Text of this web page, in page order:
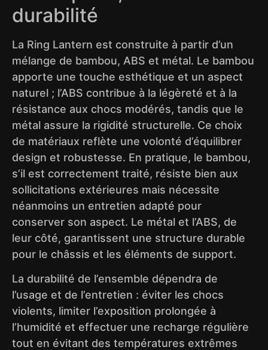
durabilité
La Ring Lantern est construite à partir d’un
mélange de bambou, ABS et métal. Le bambou
apporte une touche esthétique et un aspect
naturel ; l’ABS contribue à la légèreté et à la
résistance aux chocs modérés, tandis que le
métal assure la rigidité structurelle. Ce choix
de matériaux reflète une volonté d’équilibrer
design et robustesse. En pratique, le bambou,
s’il est correctement traité, résiste bien aux
sollicitations extérieures mais nécessite
néanmoins un entretien adapté pour
conserver son aspect. Le métal et l’ABS, de
leur côté, garantissent une structure durable
pour le châssis et les éléments de support.
La durabilité de l’ensemble dépendra de
l’usage et de l’entretien : éviter les chocs
violents, limiter l’exposition prolongée à
l’humidité et effectuer une recharge régulière
tout en évitant des températures extrêmes